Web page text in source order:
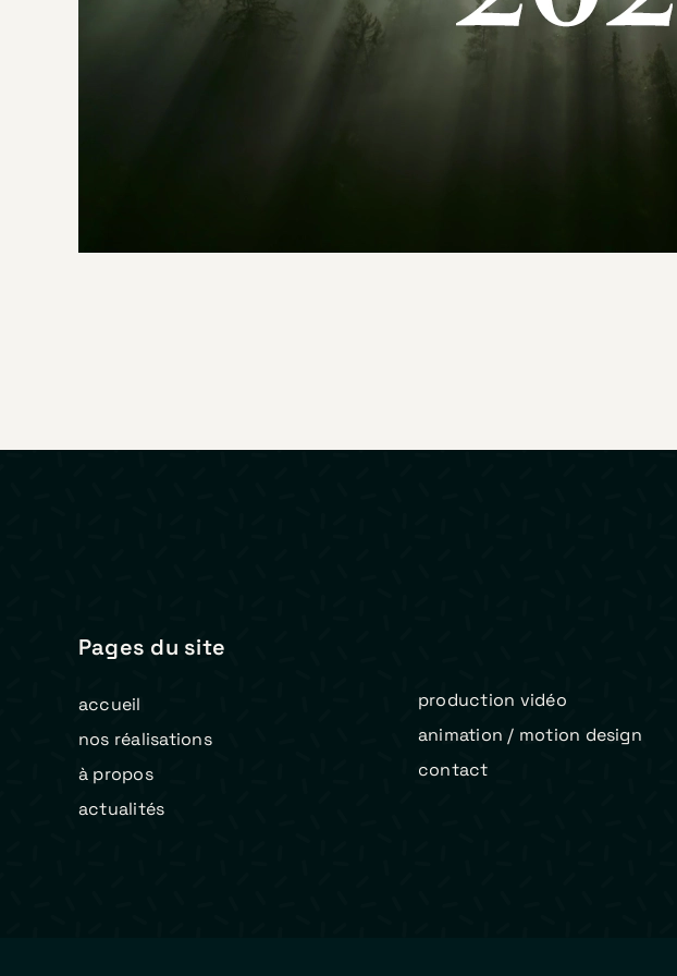
Pages du site
accueil
nos réalisations
à propos
actualités
production vidéo
animation / motion design
contact